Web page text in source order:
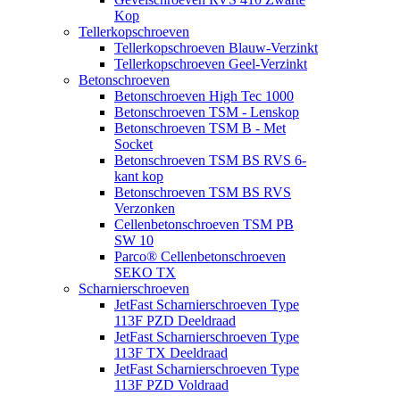
Kop
Tellerkopschroeven
Tellerkopschroeven Blauw-Verzinkt
Tellerkopschroeven Geel-Verzinkt
Betonschroeven
Betonschroeven High Tec 1000
Betonschroeven TSM - Lenskop
Betonschroeven TSM B - Met
Socket
Betonschroeven TSM BS RVS 6-
kant kop
Betonschroeven TSM BS RVS
Verzonken
Cellenbetonschroeven TSM PB
SW 10
Parco® Cellenbetonschroeven
SEKO TX
Scharnierschroeven
JetFast Scharnierschroeven Type
113F PZD Deeldraad
JetFast Scharnierschroeven Type
113F TX Deeldraad
JetFast Scharnierschroeven Type
113F PZD Voldraad